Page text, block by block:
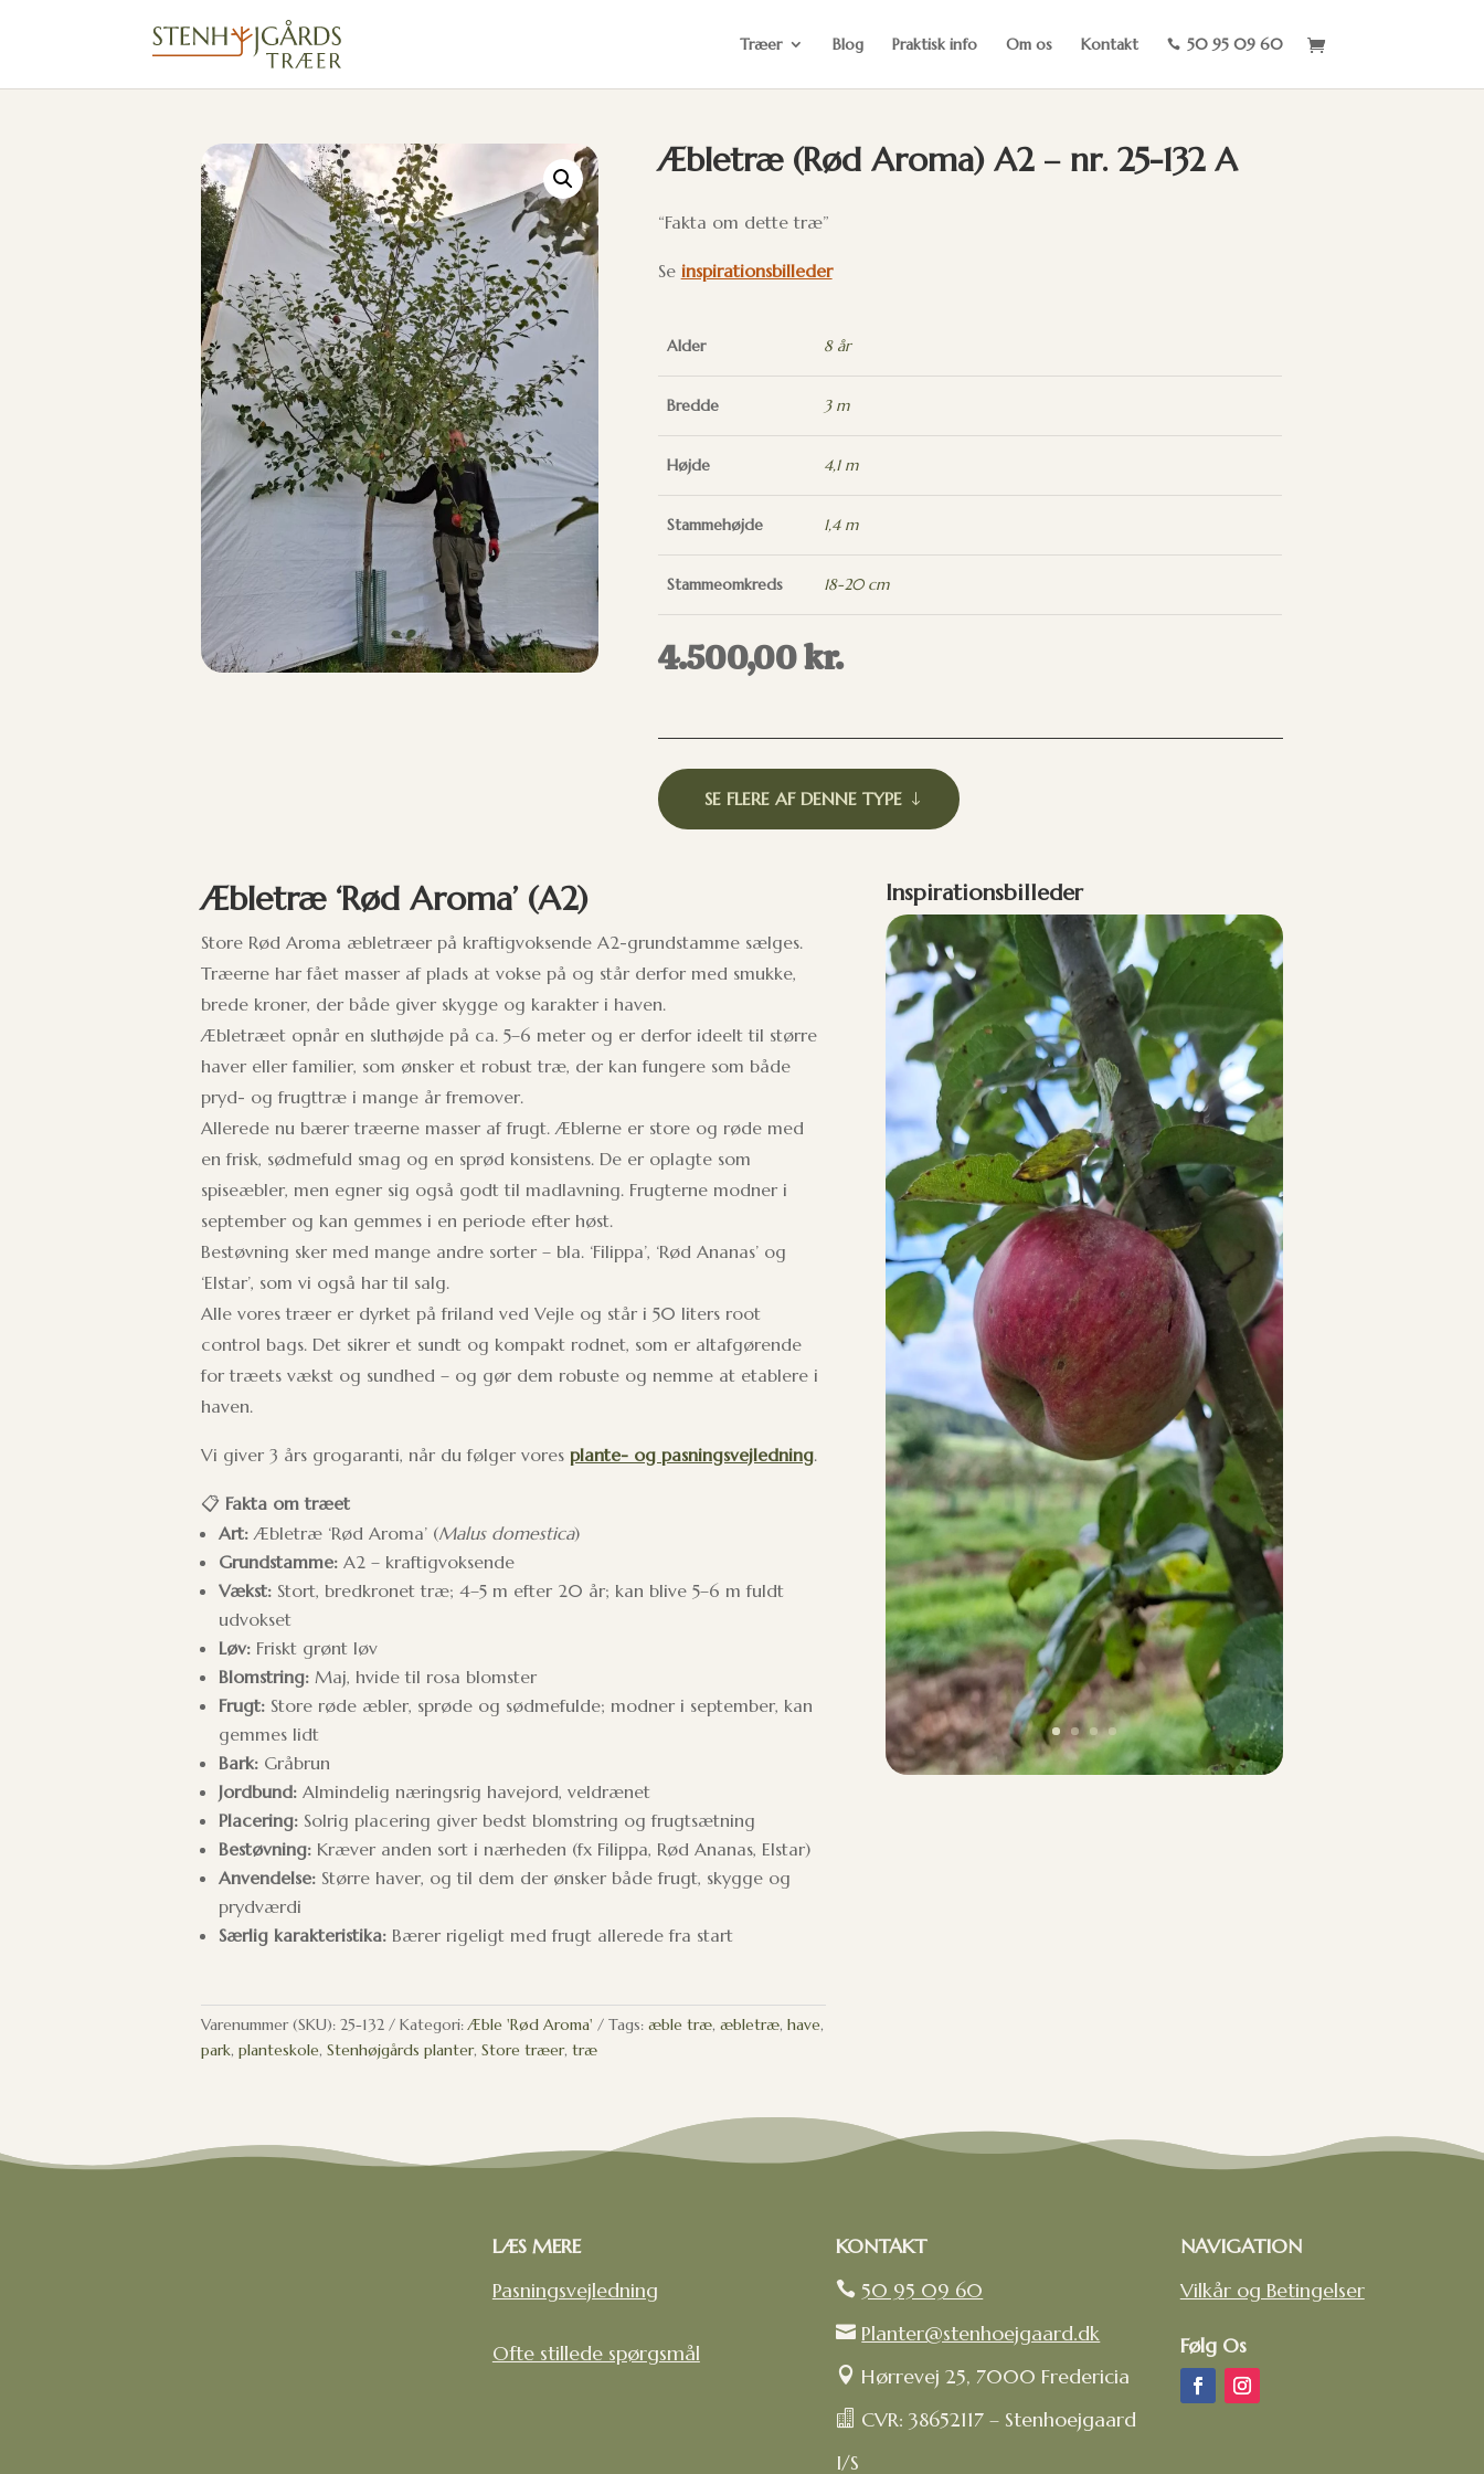
Træer Blog Praktisk info Om os Kontakt  50 95 09 60
Æbletræ (Rød Aroma) A2 – nr. 25-132 A
“Fakta om dette træ”
Se inspirationsbilleder
Alder 8 år
Bredde 3 m
Højde 4,1 m
Stammehøjde 1,4 m
Stammeomkreds 18-20 cm
4.500,00kr.
SE FLERE AF DENNE TYPE
Æbletræ ‘Rød Aroma’ (A2)
Store Rød Aroma æbletræer på kraftigvoksende A2-grundstamme sælges.
Træerne har fået masser af plads at vokse på og står derfor med smukke,
brede kroner, der både giver skygge og karakter i haven.
Æbletræet opnår en sluthøjde på ca. 5–6 meter og er derfor ideelt til større
haver eller familier, som ønsker et robust træ, der kan fungere som både
pryd- og frugttræ i mange år fremover.
Allerede nu bærer træerne masser af frugt. Æblerne er store og røde med
en frisk, sødmefuld smag og en sprød konsistens. De er oplagte som
spiseæbler, men egner sig også godt til madlavning. Frugterne modner i
september og kan gemmes i en periode efter høst.
Bestøvning sker med mange andre sorter – bla. ‘Filippa’, ‘Rød Ananas’ og
‘Elstar’, som vi også har til salg.
Alle vores træer er dyrket på friland ved Vejle og står i 50 liters root
control bags. Det sikrer et sundt og kompakt rodnet, som er altafgørende
for træets vækst og sundhed – og gør dem robuste og nemme at etablere i
haven.
Vi giver 3 års grogaranti, når du følger voresplante- og pasningsvejledning.
📋Fakta om træet
Art: Æbletræ ‘Rød Aroma’ (Malus domestica)
Grundstamme: A2 – kraftigvoksende
Vækst: Stort, bredkronet træ; 4–5 m efter 20 år; kan blive 5–6 m fuldt
udvokset
Løv: Friskt grønt løv
Blomstring: Maj, hvide til rosa blomster
Frugt: Store røde æbler, sprøde og sødmefulde; modner i september, kan
gemmes lidt
Bark: Gråbrun
Jordbund: Almindelig næringsrig havejord, veldrænet
Placering: Solrig placering giver bedst blomstring og frugtsætning
Bestøvning: Kræver anden sort i nærheden (fx Filippa, Rød Ananas, Elstar)
Anvendelse: Større haver, og til dem der ønsker både frugt, skygge og
prydværdi
Særlig karakteristika: Bærer rigeligt med frugt allerede fra start
Varenummer (SKU):25-132 Kategori:Æble 'Rød Aroma' Tags:æble træ,æbletræ,have,
park,planteskole,Stenhøjgårds planter,Store træer,træ
Inspirationsbilleder
LÆS MERE
Pasningsvejledning
Ofte stillede spørgsmål
KONTAKT
 50 95 09 60
 Planter@stenhoejgaard.dk
 Hørrevej 25, 7000 Fredericia
 CVR: 38652117 – Stenhoejgaard
I/S
NAVIGATION
Vilkår og Betingelser
Følg Os